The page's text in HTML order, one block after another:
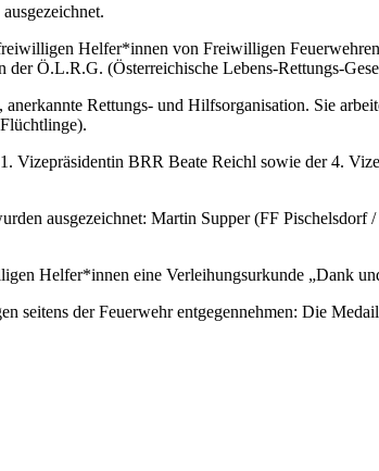
Helfer*innen von Freiwilligen
Ö.L.R.G. (Österreichische Lebens-Rettungs-
Rettungs- und Hilfsorganisation. Sie
Vizepräsidentin BRR Beate Reichl sowie der 4.
ausgezeichnet: Martin Supper (FF
Helfer*innen eine Verleihungsurkunde „Dank
seitens der Feuerwehr entgegennehmen: Die